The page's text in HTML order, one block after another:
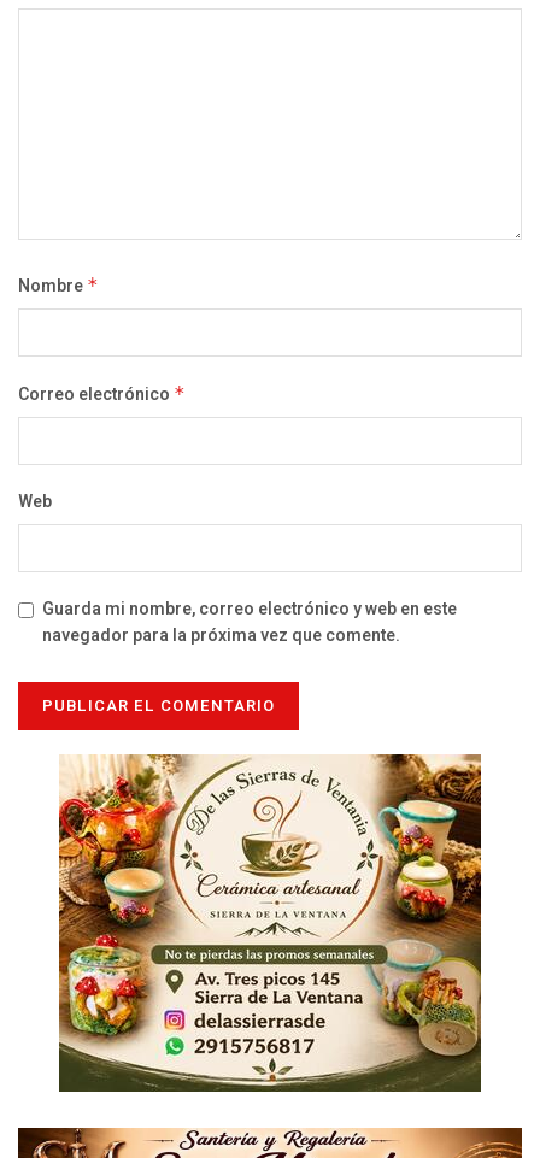
Nombre *
Correo electrónico *
Web
Guarda mi nombre, correo electrónico y web en este
navegador para la próxima vez que comente.